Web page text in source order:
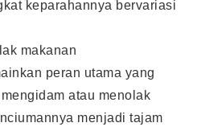
keparahannya bervariasi
makanan
peran utama yang
atau menolak
menjadi tajam